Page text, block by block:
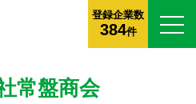
登録企業数
384件
常盤商会